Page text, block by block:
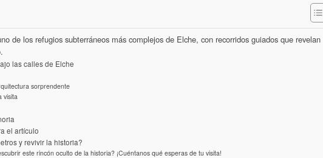
de los refugios subterráneos más complejos de Elche, con recorridos guiados que revelan
las calles de Elche
sorprendente
visita
el artículo
y revivir la historia?
este rincón oculto de la historia? ¡Cuéntanos qué esperas de tu visita!